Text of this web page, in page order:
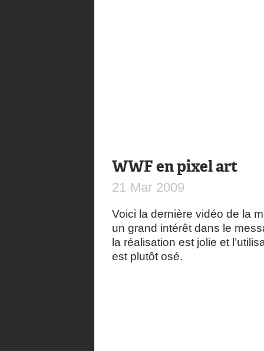
WWF en pixel art
21 Mar 2009
Voici la dernière vidéo de la
un grand intérêt dans le
la réalisation est jolie et
est plutôt osé.